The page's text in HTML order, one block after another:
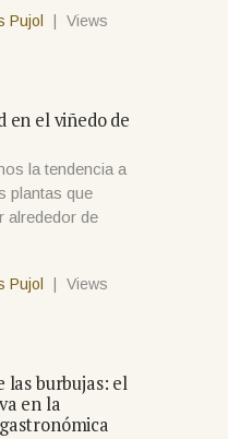
Pujol | Views
en el viñedo de
la tendencia a
plantas que
alrededor de
Pujol Views
las burbujas: el
en la